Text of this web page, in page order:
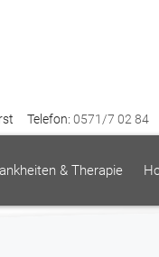
Telefon: 0571/7 02 84
& Therapie